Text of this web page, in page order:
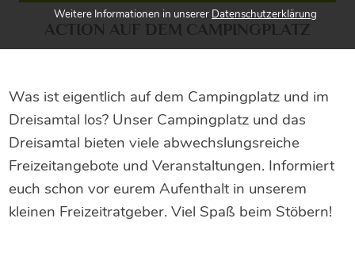
ACTION AUF DEM CAMPINGPLATZ
Was ist eigentlich auf dem Campingplatz und im
Dreisamtal los? Unser Campingplatz und das
Dreisamtal bieten viele abwechslungsreiche
Freizeitangebote und Veranstaltungen. Informiert
euch schon vor eurem Aufenthalt in unserem
kleinen Freizeitratgeber. Viel Spaß beim Stöbern!
Weitere Informationen in unserer Datenschutzerklärung